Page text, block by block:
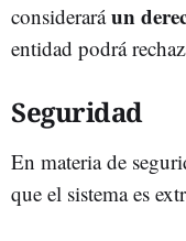
consideraráun
entidad podrá
Seguridad
En materia de
que el sistema es